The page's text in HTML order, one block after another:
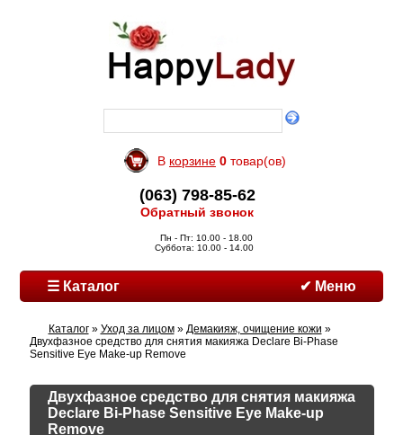
В корзине 0 товар(ов)
(063) 798-85-62
Обратный звонок
Пн - Пт: 10.00 - 18.00
Суббота: 10.00 - 14.00
☰ Каталог ✔ Меню
Каталог» Уход за лицом» Демакияж, очищение кожи »
Двухфазное средство для снятия макияжа Declare Bi-Phase
Sensitive Eye Make-up Remove
Двухфазное средство для снятия макияжа
Declare Bi-Phase Sensitive Eye Make-up
Remove